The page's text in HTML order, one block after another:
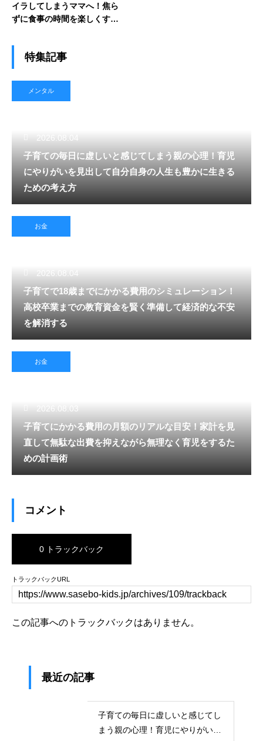
イラしてしまうママへ！焦ら
ずに食事の時間を楽しくする
特集記事
メンタル
2026.08.04
子育ての毎日に虚しいと感じてしまう親の心理！育児
にやりがいを見出して自分自身の人生も豊かに生きる
ための考え方
お金
2026.08.04
子育てで18歳までにかかる費用のシミュレーション！
高校卒業までの教育資金を賢く準備して経済的な不安
を解消する
お金
2026.08.03
子育てにかかる費用の月額のリアルな目安！家計を見
直して無駄な出費を抑えながら無理なく育児をするた
めの計画術
コメント
0 トラックバック
トラックバックURL
この記事へのトラックバックはありません。
最近の記事
子育ての毎日に虚しいと感じてし
まう親の心理！育児にやりがいを